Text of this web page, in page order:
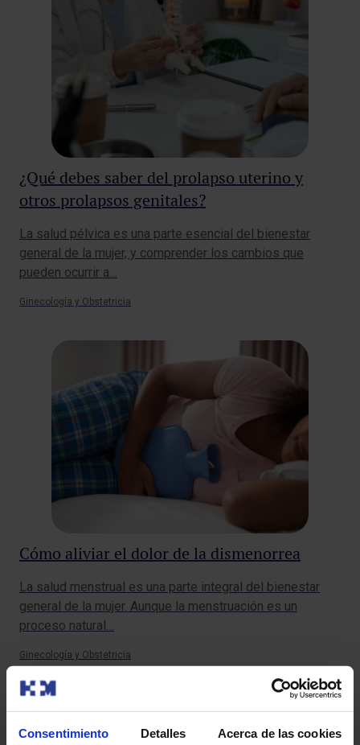
Consentimiento Detalles Acerca de las cookies
¿Qué debes saber del prolapso uterino y
otros prolapsos genitales?
La salud pélvica es una parte esencial del bienestar
general de la mujer, y comprender los cambios que
pueden ocurrir a…
Ginecología y Obstetricia
Cómo aliviar el dolor de la dismenorrea
La salud menstrual es una parte integral del bienestar
general de la mujer. Aunque la menstruación es un
proceso natural…
Ginecología y Obstetricia